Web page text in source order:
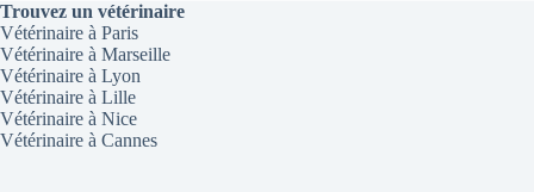
Trouvez un vétérinaire
Vétérinaire à Paris
Vétérinaire à Marseille
Vétérinaire à Lyon
Vétérinaire à Lille
Vétérinaire à Nice
Vétérinaire à Cannes